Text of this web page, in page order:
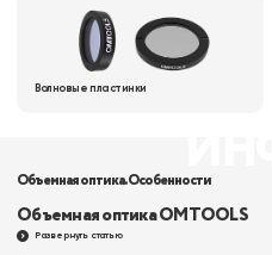
Волновые пластинки
Объемная оптика. Особенности
Объемная оптика OMTOOLS
Развернуть статью